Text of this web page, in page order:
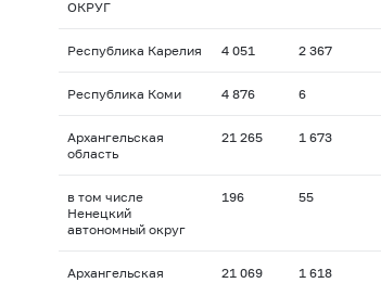
ОКРУГ
Республика Карелия 4 051 2 367
Республика Коми 4 876 6
Архангельская
область
21 265 1 673
в том числе
Ненецкий
автономный округ
196 55
Архангельская
21 069 1 618